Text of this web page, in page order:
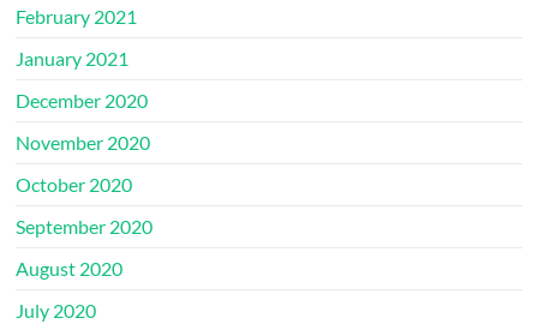
February 2021
January 2021
December 2020
November 2020
October 2020
September 2020
August 2020
July 2020